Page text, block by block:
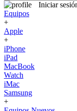
Iniciar
Equipos
+
Apple
+
iPhone
iPad
MacBook
Watch
iMac
Samsung
+